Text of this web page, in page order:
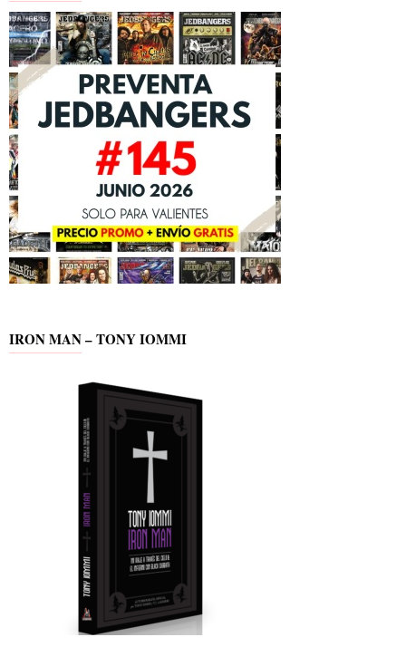
IRON MAN – TONY IOMMI